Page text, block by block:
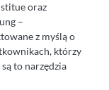
oraz
–
z myślą o
którzy
to narzędzia